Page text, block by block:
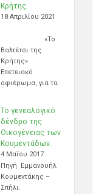
Κρήτης.
18 Απριλίου 2021
«Το
Βαλτέτσι της
Κρήτης»
Επετειακό
αφιέρωμα, για τα
Το γενεαλογικό
δένδρο της
Οικογένειας των
Κουμεντάδων.
4 Μαΐου 2017
Πηγή Εμμανουήλ
Κουμεντάκης –
Σπήλι.